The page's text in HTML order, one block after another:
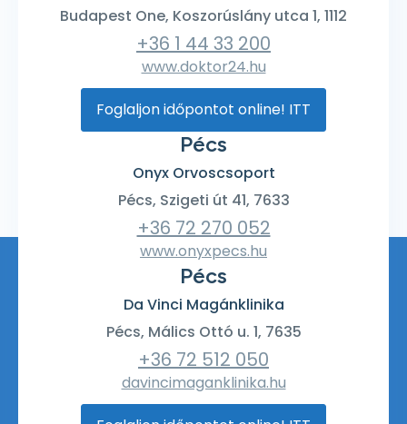
Budapest One, Koszorúslány utca 1, 1112
+36 1 44 33 200
www.doktor24.hu
Foglaljon időpontot online! ITT
Pécs
Onyx Orvoscsoport
Pécs, Szigeti út 41, 7633
+36 72 270 052
www.onyxpecs.hu
Pécs
Da Vinci Magánklinika
Pécs, Málics Ottó u. 1, 7635
+36 72 512 050
davincimaganklinika.hu